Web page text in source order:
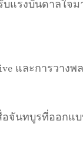
แรงบันดาลใจ
และการวาง
จันทบูรที่ออกแ